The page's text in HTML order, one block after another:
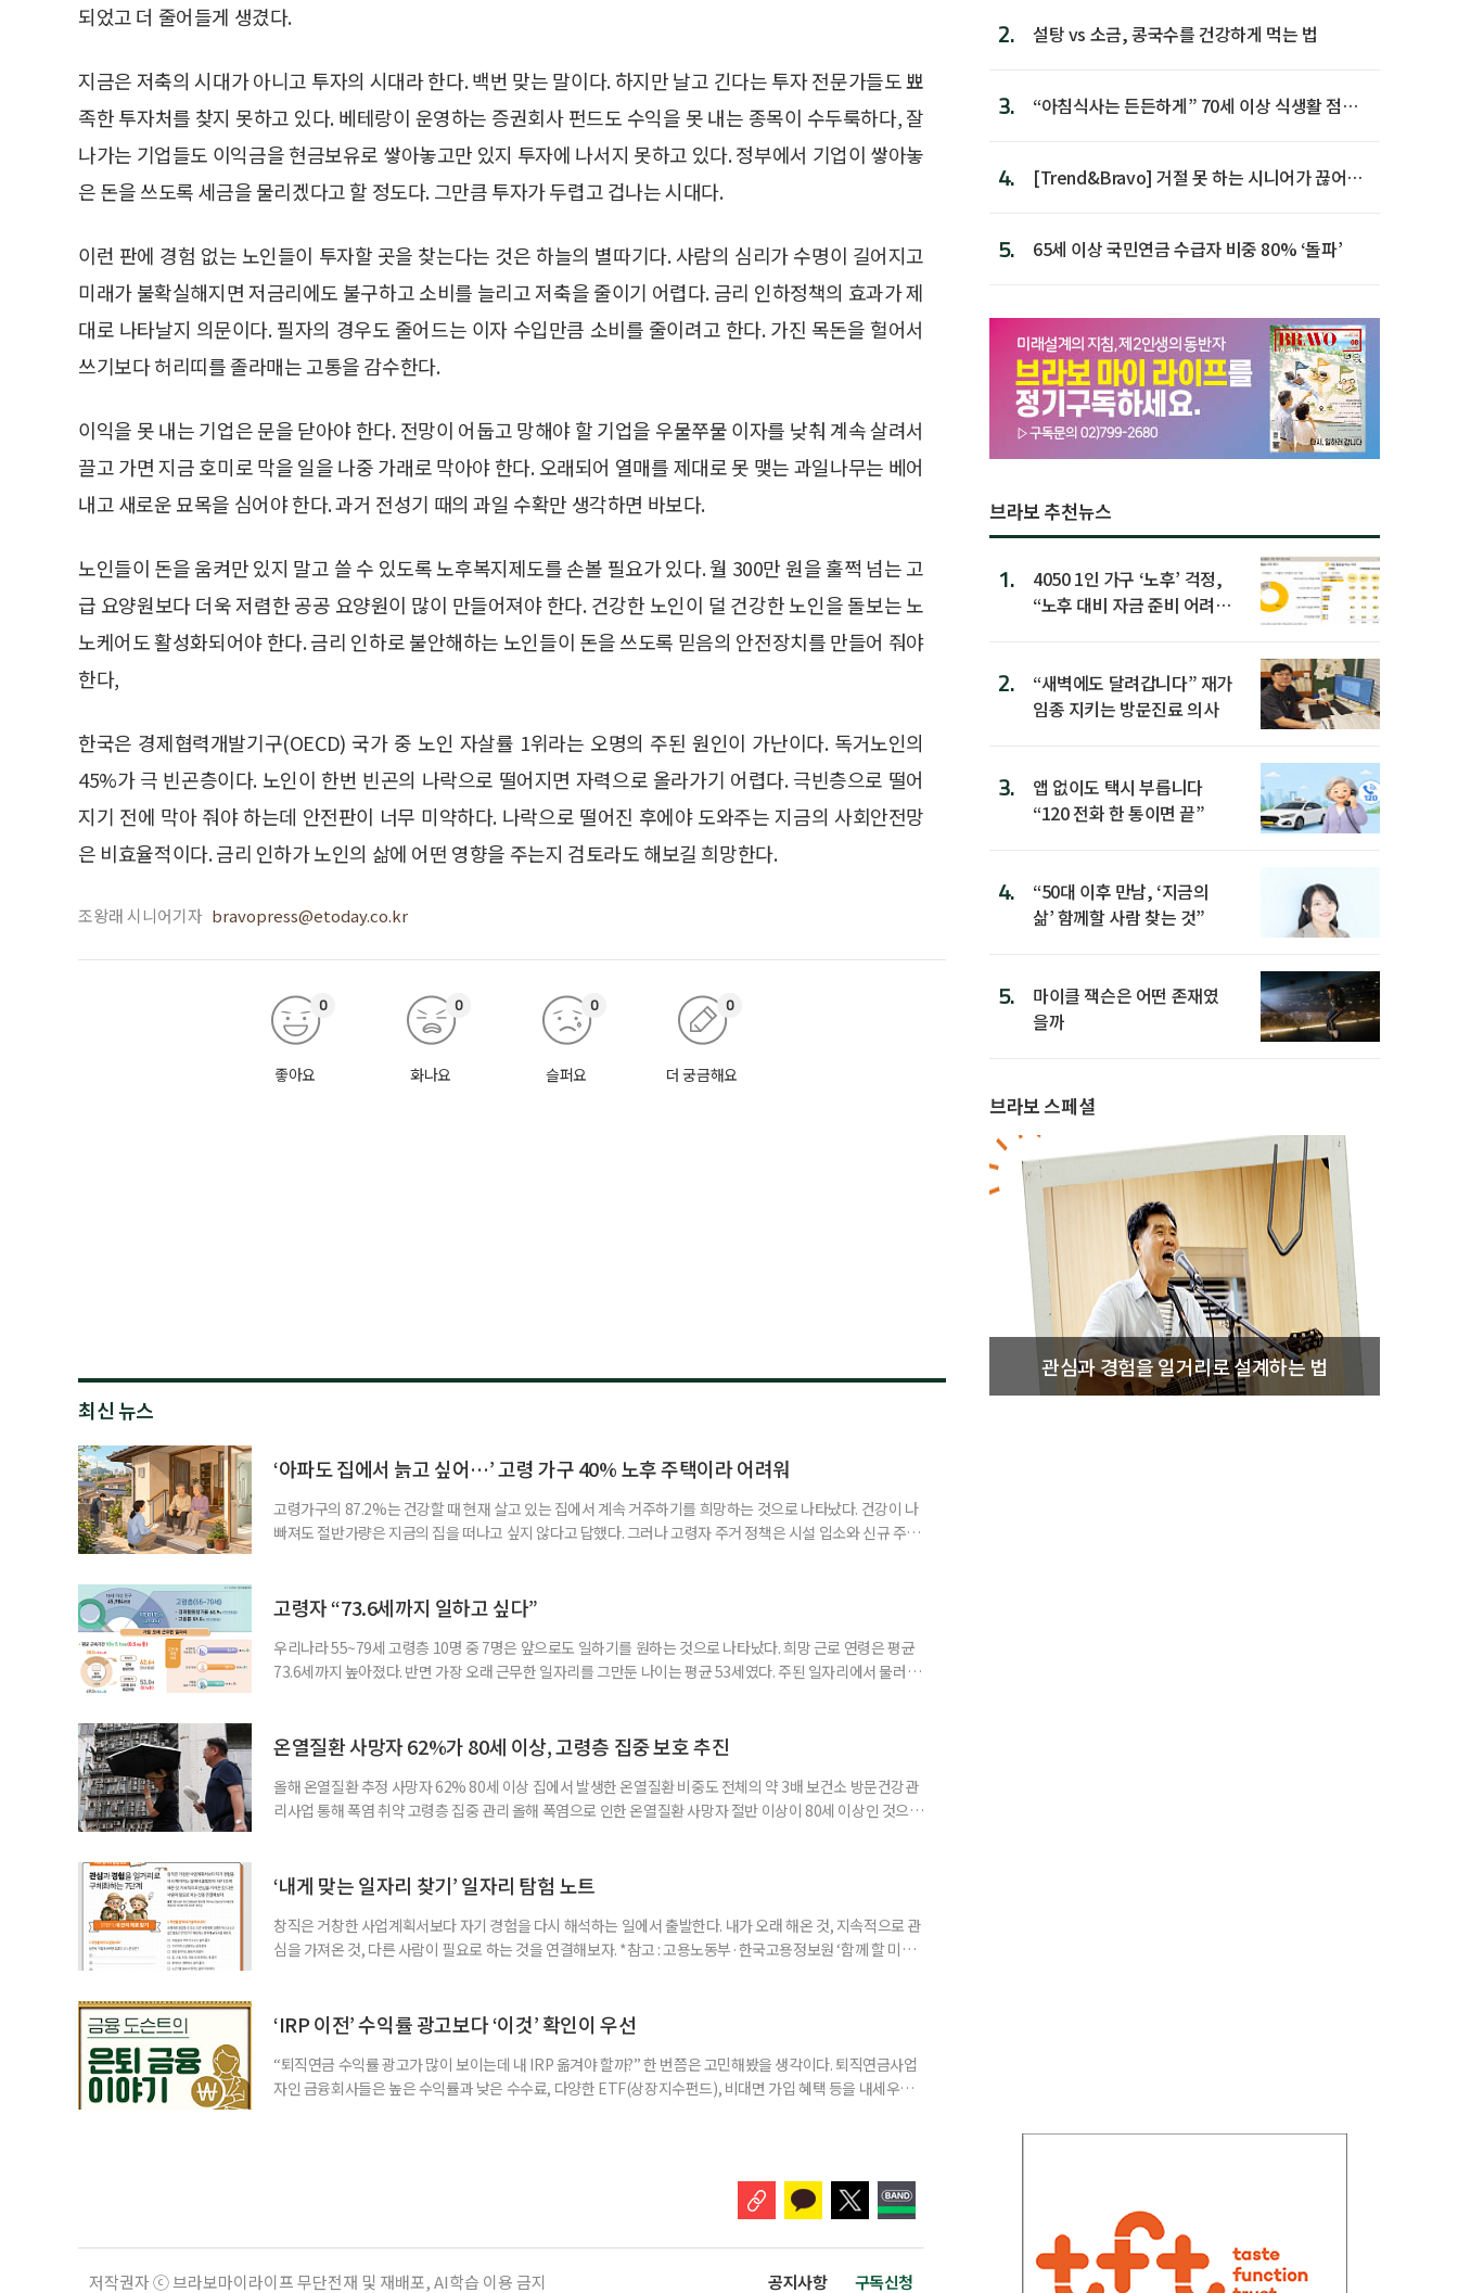
되었고 더 줄어들게 생겼다.
지금은 저축의 시대가 아니고 투자의 시대라 한다. 백번 맞는 말이다. 하지만 날고 긴다는 투자 전문가들도 뾰
족한 투자처를 찾지 못하고 있다. 베테랑이 운영하는 증권회사 펀드도 수익을 못 내는 종목이 수두룩하다, 잘
나가는 기업들도 이익금을 현금보유로 쌓아놓고만 있지 투자에 나서지 못하고 있다. 정부에서 기업이 쌓아놓
은 돈을 쓰도록 세금을 물리겠다고 할 정도다. 그만큼 투자가 두렵고 겁나는 시대다.
이런 판에 경험 없는 노인들이 투자할 곳을 찾는다는 것은 하늘의 별따기다. 사람의 심리가 수명이 길어지고
미래가 불확실해지면 저금리에도 불구하고 소비를 늘리고 저축을 줄이기 어렵다. 금리 인하정책의 효과가 제
대로 나타날지 의문이다. 필자의 경우도 줄어드는 이자 수입만큼 소비를 줄이려고 한다. 가진 목돈을 헐어서
쓰기보다 허리띠를 졸라매는 고통을 감수한다.
이익을 못 내는 기업은 문을 닫아야 한다. 전망이 어둡고 망해야 할 기업을 우물쭈물 이자를 낮춰 계속 살려서
끌고 가면 지금 호미로 막을 일을 나중 가래로 막아야 한다. 오래되어 열매를 제대로 못 맺는 과일나무는 베어
내고 새로운 묘목을 심어야 한다. 과거 전성기 때의 과일 수확만 생각하면 바보다.
노인들이 돈을 움켜만 있지 말고 쓸 수 있도록 노후복지제도를 손볼 필요가 있다. 월 300만 원을 훌쩍 넘는 고
급 요양원보다 더욱 저렴한 공공 요양원이 많이 만들어져야 한다. 건강한 노인이 덜 건강한 노인을 돌보는 노
노케어도 활성화되어야 한다. 금리 인하로 불안해하는 노인들이 돈을 쓰도록 믿음의 안전장치를 만들어 줘야
한다,
한국은 경제협력개발기구(OECD) 국가 중 노인 자살률 1위라는 오명의 주된 원인이 가난이다. 독거노인의
45%가 극 빈곤층이다. 노인이 한번 빈곤의 나락으로 떨어지면 자력으로 올라가기 어렵다. 극빈층으로 떨어
지기 전에 막아 줘야 하는데 안전판이 너무 미약하다. 나락으로 떨어진 후에야 도와주는 지금의 사회안전망
은 비효율적이다. 금리 인하가 노인의 삶에 어떤 영향을 주는지 검토라도 해보길 희망한다.
조왕래 시니어기자 bravopress@etoday.co.kr
좋아요
0
화나요
0
슬퍼요
0
더 궁금해요
0
최신 뉴스
‘아파도 집에서 늙고 싶어…’ 고령 가구 40% 노후 주택이라 어려워
고령가구의 87.2%는 건강할 때 현재 살고 있는 집에서 계속 거주하기를 희망하는 것으로 나타났다. 건강이 나
빠져도 절반가량은 지금의 집을 떠나고 싶지 않다고 답했다. 그러나 고령자 주거 정책은 시설 입소와 신규 주택
여름호에 실린 ‘통합돌봄 시행에 따른 고령자 주거-돌봄 협업 체계 구축 방안’ 보고서는 고
고령자 “73.6세까지 일하고 싶다”
우리나라 55~79세 고령층 10명 중 7명은 앞으로도 일하기를 원하는 것으로 나타났다. 희망 근로 연령은 평균
73.6세까지 높아졌다. 반면 가장 오래 근무한 일자리를 그만둔 나이는 평균 53세였다. 주된 일자리에서 물러난
7000명으로, 1년 전보다 57만 명 증가했다. 15세 이상 인구에서 차지하는 비중은
온열질환 사망자 62%가 80세 이상, 고령층 집중 보호 추진
올해 온열질환 추정 사망자 62% 80세 이상 집에서 발생한 온열질환 비중도 전체의 약 3배 보건소 방문건강관
리사업 통해 폭염 취약 고령층 집중 관리 올해 폭염으로 인한 온열질환 사망자 절반 이상이 80세 이상인 것으로
고령층은 825명(33.8%), 80세 이상은 300명(12.3%)으로 집계됐다. 연령별 환자 수
‘내게 맞는 일자리 찾기’ 일자리 탐험 노트
창직은 거창한 사업계획서보다 자기 경험을 다시 해석하는 일에서 출발한다. 내가 오래 해온 것, 지속적으로 관
심을 가져온 것, 다른 사람이 필요로 하는 것을 연결해보자. *참고 : 고용노동부·한국고용정보원 ‘함께 할 미래
2._______________ 3._______________ ▷ 그중 내가 직접 해볼 만
‘IRP 이전’ 수익률 광고보다 ‘이것’ 확인이 우선
“퇴직연금 수익률 광고가 많이 보이는데 내 IRP 옮겨야 할까?” 한 번쯤은 고민해봤을 생각이다. 퇴직연금사업
자인 금융회사들은 높은 수익률과 낮은 수수료, 다양한 ETF(상장지수펀드), 비대면 가입 혜택 등을 내세우며
저작권자 ⓒ 브라보마이라이프 무단전재 및 재배포, AI학습 이용 금지 공지사항 구독신청
2. 설탕 vs 소금, 콩국수를 건강하게 먹는 법
3.
“아침식사는 든든하게” 70세 이상 식생활 점수
4.
[Trend&Bravo] 거절 못 하는 시니어가 끊어야
5. 65세 이상 국민연금 수급자 비중 80% ‘돌파’
브라보 추천뉴스
1.
4050 1인 가구 ‘노후’ 걱정,
“노후 대비 자금 준비 어려
2.
“새벽에도 달려갑니다” 재가
임종 지키는 방문진료 의사
3.
앱 없이도 택시 부릅니다
“120 전화 한 통이면 끝”
4.
“50대 이후 만남, ‘지금의
삶’ 함께할 사람 찾는 것”
5.
마이클 잭슨은 어떤 존재였
을까
브라보 스페셜
관심과 경험을 일거리로 설계하는 법